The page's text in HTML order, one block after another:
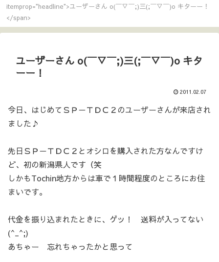
itemprop="headline">ユーザーさん o(￣▽￣;)三(;￣▽￣)o キターー！
</span>
ユーザーさん o(￣▽￣;)三(;￣▽￣)o キタ
ーー！
2011.02.07
今日、はじめてＳＰ－ＴＤＣ２のユーザーさんが来店され
ました♪
先日ＳＰ－ＴＤＣ２とオシロを購入された方なんですけ
ど、初の新潟県人です（笑
しかもTochin地方からは車で１時間程度のところにお住
まいです。
代金を振り込まれたときに、ゲッ！ 送料が入ってない
(^_^;)
あちゃー 忘れちゃったかと思って